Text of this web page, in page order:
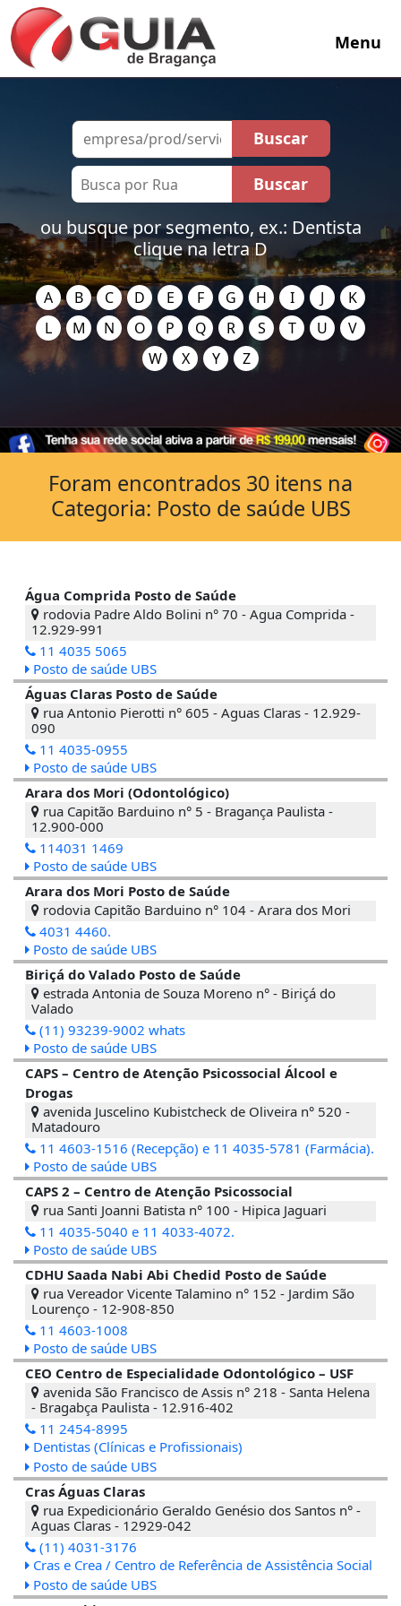
Menu
ou busque por segmento, ex.: Dentista
clique na letra D
A B C D E F G H I J
K
L
M N O P Q R S T U
V
W
X Y Z
Água Comprida Posto de Saúde
rodovia Padre Aldo Bolini n° 70 - Agua Comprida -
12.929-991
11 4035 5065
Posto de saúde UBS
Águas Claras Posto de Saúde
rua Antonio Pierotti n° 605 - Aguas Claras - 12.929-
090
11 4035-0955
Posto de saúde UBS
Arara dos Mori (Odontológico)
rua Capitão Barduino n° 5 - Bragança Paulista -
12.900-000
114031 1469
Posto de saúde UBS
Arara dos Mori Posto de Saúde
rodovia Capitão Barduino n° 104 - Arara dos Mori
4031 4460.
Posto de saúde UBS
Biriçá do Valado Posto de Saúde
estrada Antonia de Souza Moreno n° - Biriçá do
Valado
(11) 93239-9002 whats
Posto de saúde UBS
CAPS – Centro de Atenção Psicossocial Álcool e
Drogas
avenida Juscelino Kubistcheck de Oliveira n° 520 -
Matadouro
11 4603-1516 (Recepção) e 11 4035-5781 (Farmácia).
Posto de saúde UBS
CAPS 2 – Centro de Atenção Psicossocial
rua Santi Joanni Batista n° 100 - Hipica Jaguari
11 4035-5040 e 11 4033-4072.
Posto de saúde UBS
CDHU Saada Nabi Abi Chedid Posto de Saúde
rua Vereador Vicente Talamino n° 152 - Jardim São
Lourenço - 12-908-850
11 4603-1008
Posto de saúde UBS
CEO Centro de Especialidade Odontológico – USF
avenida São Francisco de Assis n° 218 - Santa Helena
- Bragabça Paulista - 12.916-402
11 2454-8995
Dentistas (Clínicas e Profissionais)
Posto de saúde UBS
Cras Águas Claras
rua Expedicionário Geraldo Genésio dos Santos n° -
Aguas Claras - 12929-042
(11) 4031-3176
Cras e Crea / Centro de Referência de Assistência Social
Posto de saúde UBS
Foram encontrados 30 itens na
Categoria: Posto de saúde UBS